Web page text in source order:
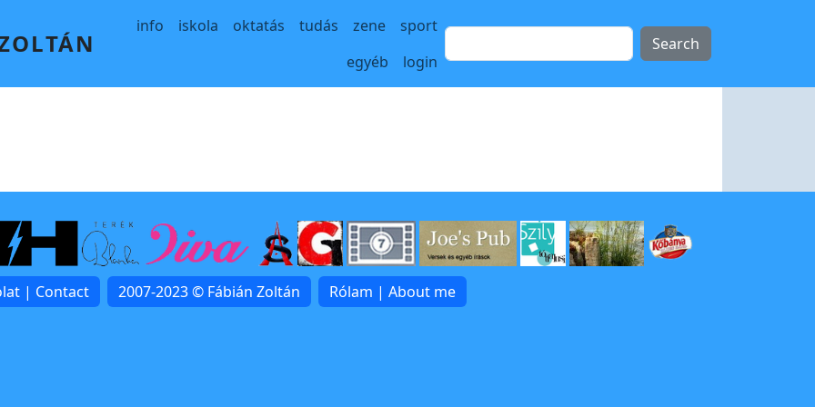
Main navigation
info iskola oktatás tudás zene
sport
egyéb
login
| Contact 2007-2023 © Fábián Zoltán Rólam | About me